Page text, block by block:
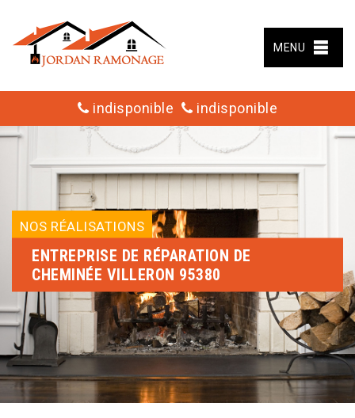
MENU
indisponible indisponible
NOS RÉALISATIONS
ENTREPRISE DE RÉPARATION DE
CHEMINÉE VILLERON 95380